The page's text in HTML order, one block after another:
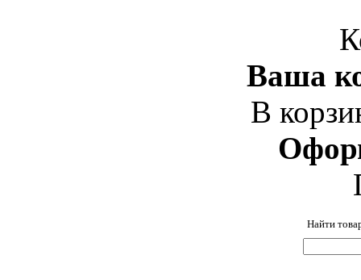
Ваша
В
Найти